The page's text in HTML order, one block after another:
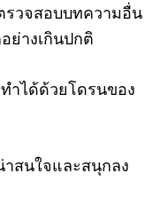
วจสอบบทความอื่น
ย่างเกินปกติ
ำได้ด้วยโดรนของ
สนใจและสนุกลง